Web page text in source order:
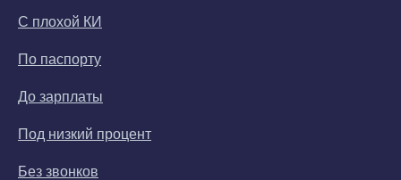
С плохой КИ
По паспорту
До зарплаты
Под низкий процент
Без звонков